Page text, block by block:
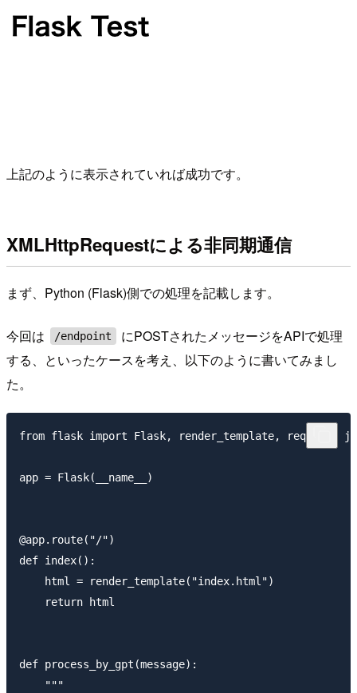
上記のように表示されていれば成功です。
XMLHttpRequestによる非同期通信
まず、Python (Flask)側での処理を記載します。
今回は /endpoint
にPOSTされたメッセージをAPIで処理
する、といったケースを考え、以下のように書いてみまし
た。
from flask import Flask, render_template, request,
app = Flask(__name__)
@app.route("/")
def index():
    html = render_template("index.html")
    return html
def process_by_gpt(message):
    """